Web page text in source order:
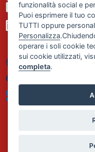
funzionalità social e
Puoi esprimere il tuo
TUTTI oppure
Personalizza
operare i soli cookie
sui cookie utilizzati,
completa.
Cookie Policy